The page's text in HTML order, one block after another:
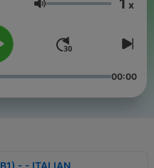
love everything about Italy.
italiabenetti☕
#ItalianLanguagePodcast
italia-italiani-e-italianerie-
Ένταση x
00:00